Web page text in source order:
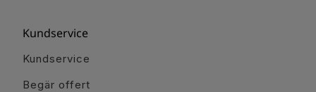
Kundservice
Kundservice
Begär offert